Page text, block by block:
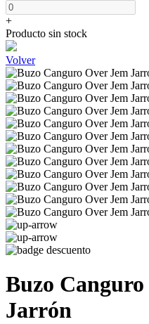
+
Producto sin stock
Volver
Buzo
Jarrón